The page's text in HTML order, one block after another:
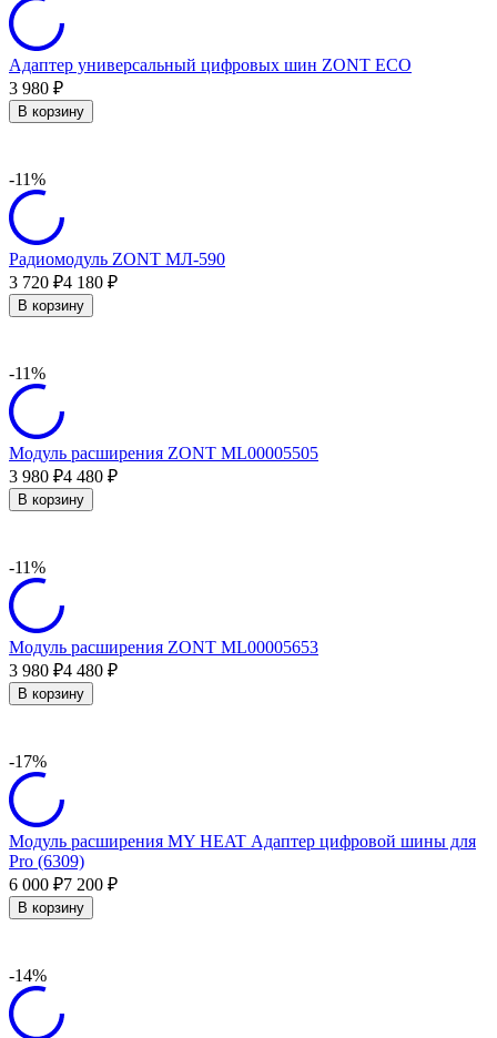
Адаптер универсальный цифровых шин ZONT ECO
3 980 ₽
В корзину
-11%
Радиомодуль ZONT МЛ-590
3 720 ₽4 180 ₽
В корзину
-11%
Модуль расширения ZONT ML00005505
3 980 ₽4 480 ₽
В корзину
-11%
Модуль расширения ZONT ML00005653
3 980 ₽4 480 ₽
В корзину
-17%
Модуль расширения MY HEAT Адаптер цифровой шины для
Pro (6309)
6 000 ₽7 200 ₽
В корзину
-14%